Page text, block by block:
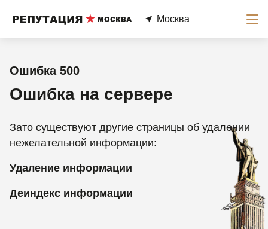
Москва
Ошибка 500
Ошибка на сервере
Зато существуют другие страницы об удалении
нежелательной информации:
Удаление информации
Деиндекс информации